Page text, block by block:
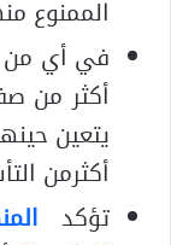
الممنوع
في أي من
أكثر من
يتعين
أكثرمن
تؤكد